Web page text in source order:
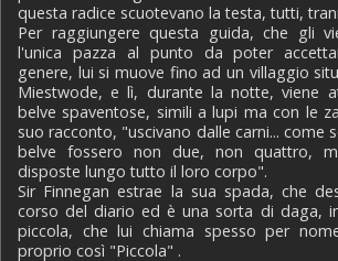
questa radice scuotevano la testa, tutti,
Per raggiungere questa guida, che gli
l'unica pazza al punto da poter
genere, lui si muove fino ad un villaggio
Miestwode, e lì, durante la notte, viene
belve spaventose, simili a lupi ma con le
suo racconto, "uscivano dalle carni... come
belve fossero non due, non quattro,
disposte lungo tutto il loro corpo".
Sir Finnegan estrae la sua spada, che
corso del diario ed è una sorta di daga,
piccola, che lui chiama spesso per
proprio così "Piccola" .